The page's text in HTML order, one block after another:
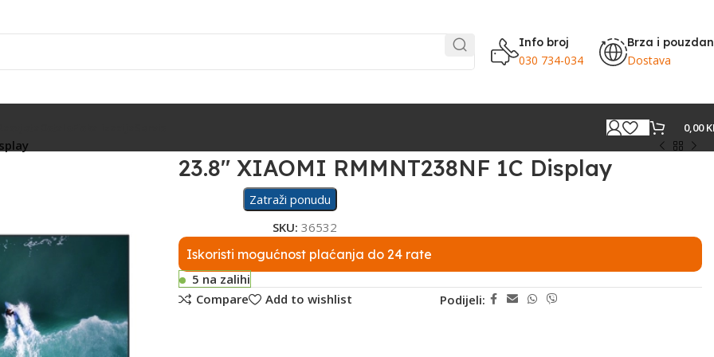
Info broj
030 734-034
Brza i
Dostava
0,00
23.8″ XIAOMI RMMNT238NF 1C Display
Zatraži ponudu
SKU: 36532
Iskoristi mogućnost plaćanja do 24 rate
5 na zalihi
Compare
Add to wishlist Podijeli: